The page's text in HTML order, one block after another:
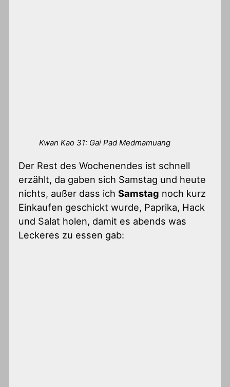
Kwan Kao 31: Gai Pad Medmamuang
Der Rest des Wochenendes ist schnell
erzählt, da gaben sich Samstag und heute
nichts, außer dass ichSamstag noch kurz
Einkaufen geschickt wurde, Paprika, Hack
und Salat holen, damit es abends was
Leckeres zu essen gab: